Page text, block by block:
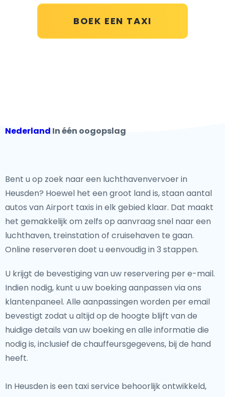
BOEK EEN TAXI
Nederland In één oogopslag
Bent u op zoek naar een luchthavenvervoer in
Heusden? Hoewel het een groot land is, staan aantal
autos van Airport taxis in elk gebied klaar. Dat maakt
het gemakkelijk om zelfs op aanvraag snel naar een
luchthaven, treinstation of cruisehaven te gaan.
Online reserveren doet u eenvoudig in 3 stappen.
U krijgt de bevestiging van uw reservering per e-mail.
Indien nodig, kunt u uw boeking aanpassen via ons
klantenpaneel. Alle aanpassingen worden per email
bevestigt zodat u altijd op de hoogte blijft van de
huidige details van uw boeking en alle informatie die
nodig is, inclusief de chauffeursgegevens, bij de hand
heeft.
In Heusden is een taxi service behoorlijk ontwikkeld,